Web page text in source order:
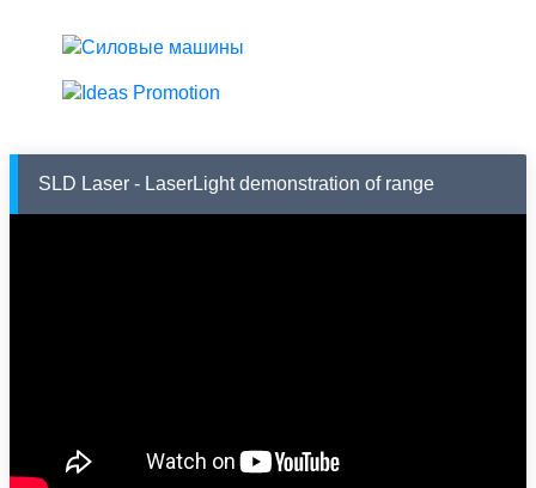
SLD Laser - LaserLight demonstration of range